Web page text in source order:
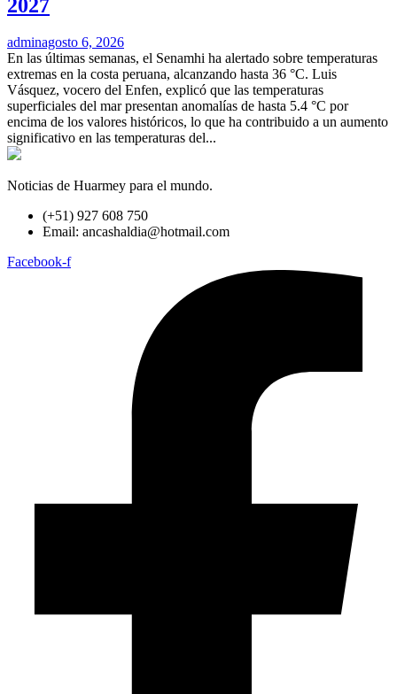
2027
adminagosto 6, 2026
En las últimas semanas, el Senamhi ha alertado sobre temperaturas
extremas en la costa peruana, alcanzando hasta 36 °C. Luis
Vásquez, vocero del Enfen, explicó que las temperaturas
superficiales del mar presentan anomalías de hasta 5.4 °C por
encima de los valores históricos, lo que ha contribuido a un aumento
significativo en las temperaturas del...
Noticias de Huarmey para el mundo.
(+51) 927 608 750
Email: ancashaldia@hotmail.com
Facebook-f